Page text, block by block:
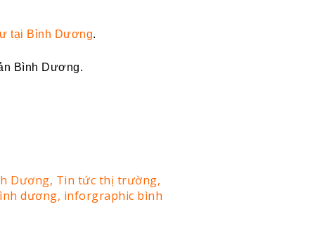
tại Bình Dương.
Bình Dương.
Dương, Tin tức thị trường,
dương, inforgraphic bình